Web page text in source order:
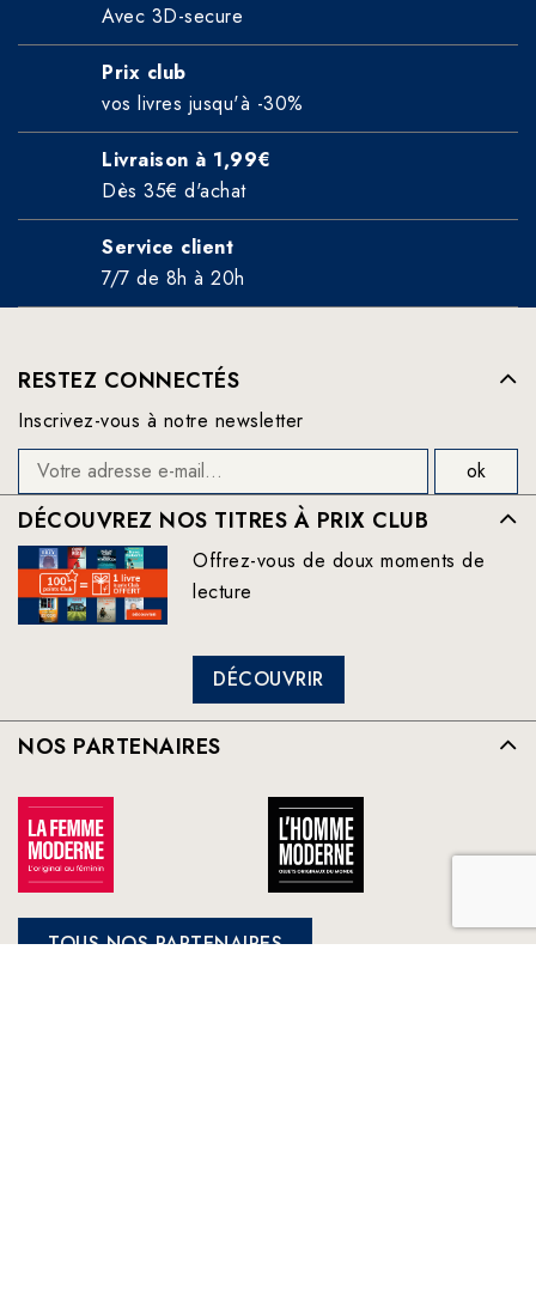
Avec 3D-secure
Prix club
vos livres jusqu'à -30%
Livraison à 1,99€
Dès 35€ d'achat
Service client
7/7 de 8h à 20h
RESTEZ CONNECTÉS
Inscrivez-vous à notre newsletter
DÉCOUVREZ NOS TITRES À PRIX CLUB
Offrez-vous de doux moments de
lecture
DÉCOUVRIR
NOS PARTENAIRES
TOUS NOS PARTENAIRES